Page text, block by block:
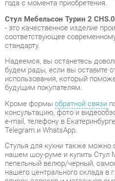
будем рады, если вы оставите
использования, который
будущим покупателям.
Кроме формы
консультацию, фото и
e-mail, телефону в
Telegram и WhatsApp.
Стулья для кухни также можно
нашем шоу-руме и купить Стул
пепельный велюр/черный,
нашего центрального склада в
список адресов и магазинов
контактов.
Материал
Велюр
Цвет